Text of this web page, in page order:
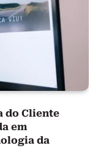
do Cliente
em
da